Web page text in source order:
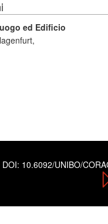
ed Edificio
DOI: 10.6092/UNIBO/